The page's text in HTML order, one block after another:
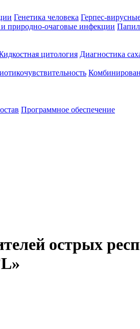
Генетика человека Герпес-
природно-очаговые инфекции
цитология Диагностика
Программное обеспечение
острых